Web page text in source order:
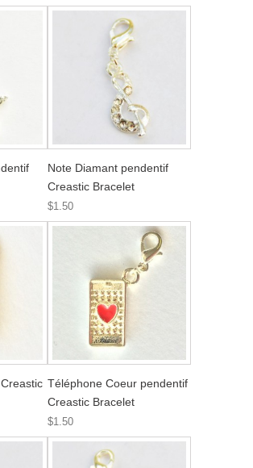
Note Diamant pendentif
Creastic Bracelet
$1.50
Téléphone Coeur pendentif
Creastic Bracelet
$1.50